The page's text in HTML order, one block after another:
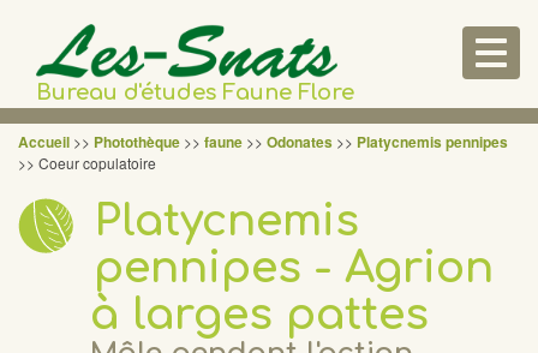
Bureau d'études Faune Flore
Accueil >> Photothèque >> faune >> Odonates >> Platycnemis pennipes
>> Coeur copulatoire
Platycnemis
pennipes - Agrion
à larges pattes